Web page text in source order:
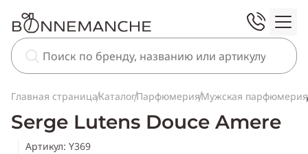
Главная страницаКаталогПарфюмерияМужская парфюмерия
Serge Lutens Douce Amere
Артикул: Y369